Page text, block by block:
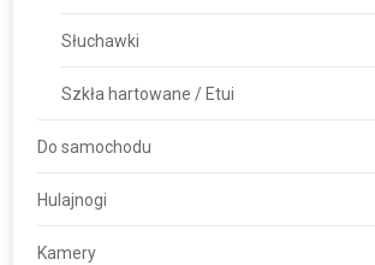
Słuchawki
Szkła hartowane / Etui
Do samochodu
Hulajnogi
Kamery